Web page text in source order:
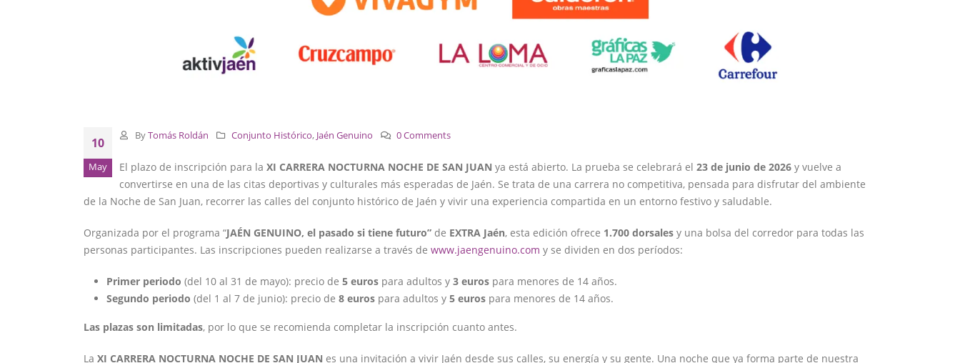
10
May
By Tomás Roldán Conjunto Histórico, Jaén Genuino 0 Comments
El plazo de inscripción para la XI CARRERA NOCTURNA NOCHE DE SAN JUAN ya está abierto. La prueba se celebrará el 23 de junio de 2026 y vuelve a
convertirse en una de las citas deportivas y culturales más esperadas de Jaén. Se trata de una carrera no competitiva, pensada para disfrutar del ambiente
de la Noche de San Juan, recorrer las calles del conjunto histórico de Jaén y vivir una experiencia compartida en un entorno festivo y saludable.
Organizada por el programa “JAÉN GENUINO, el pasado si tiene futuro” de EXTRA Jaén, esta edición ofrece 1.700 dorsales y una bolsa del corredor para todas las
personas participantes. Las inscripciones pueden realizarse a través de www.jaengenuino.com y se dividen en dos períodos:
Primer periodo (del 10 al 31 de mayo): precio de 5 euros para adultos y 3 euros para menores de 14 años.
Segundo periodo (del 1 al 7 de junio): precio de 8 euros para adultos y 5 euros para menores de 14 años.
Las plazas son limitadas, por lo que se recomienda completar la inscripción cuanto antes.
La XI CARRERA NOCTURNA NOCHE DE SAN JUAN es una invitación a vivir Jaén desde sus calles, su energía y su gente. Una noche que ya forma parte de nuestra